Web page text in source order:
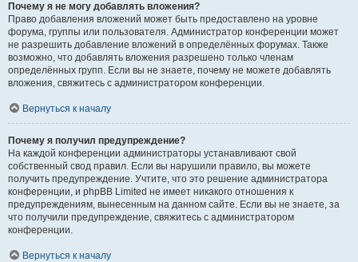
Почему я не могу добавлять вложения?
Право добавления вложений может быть предоставлено на уровне
форума, группы или пользователя. Администратор конференции может
не разрешить добавление вложений в определённых форумах. Также
возможно, что добавлять вложения разрешено только членам
определённых групп. Если вы не знаете, почему не можете добавлять
вложения, свяжитесь с администратором конференции.
Вернуться к началу
Почему я получил предупреждение?
На каждой конференции администраторы устанавливают свой
собственный свод правил. Если вы нарушили правило, вы можете
получить предупреждение. Учтите, что это решение администратора
конференции, и phpBB Limited не имеет никакого отношения к
предупреждениям, вынесенным на данном сайте. Если вы не знаете, за
что получили предупреждение, свяжитесь с администратором
конференции.
Вернуться к началу